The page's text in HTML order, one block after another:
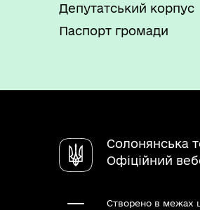
Депутатський корпус
Паспорт громади
Солонянська
Офіційний
Створено в межах